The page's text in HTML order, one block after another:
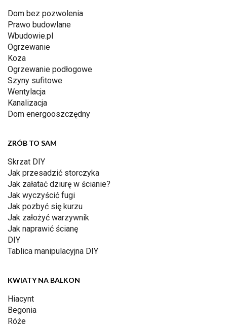
Dom bez pozwolenia
Prawo budowlane
Wbudowie.pl
Ogrzewanie
Koza
Ogrzewanie podłogowe
Szyny sufitowe
Wentylacja
Kanalizacja
Dom energooszczędny
ZRÓB TO SAM
Skrzat DIY
Jak przesadzić storczyka
Jak załatać dziurę w ścianie?
Jak wyczyścić fugi
Jak pozbyć się kurzu
Jak założyć warzywnik
Jak naprawić ścianę
DIY
Tablica manipulacyjna DIY
KWIATY NA BALKON
Hiacynt
Begonia
Róże